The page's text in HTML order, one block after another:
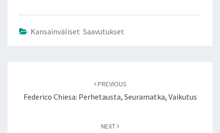
Kansainväliset Saavutukset
PREVIOUS
Federico Chiesa: Perhetausta, Seuramatka, Vaikutus
NEXT